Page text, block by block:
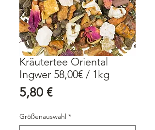
Kräutertee Oriental
Ingwer 58,00€ / 1kg
5,80 €Preis
Größenauswahl *